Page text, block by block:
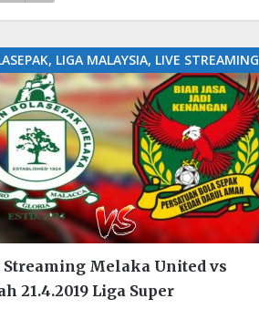
LIGA MALAYSIA, LIVE STREAMING
Streaming Melaka United vs
21.4.2019 Liga Super